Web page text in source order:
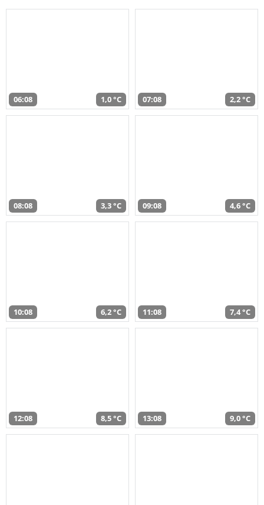
06:08 1,0 °C 07:08 2,2 °C
08:08 3,3 °C 09:08 4,6 °C
10:08 6,2 °C 11:08 7,4 °C
12:08 8,5 °C 13:08 9,0 °C